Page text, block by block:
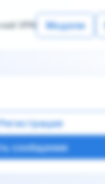
VPN Модели
сообщение